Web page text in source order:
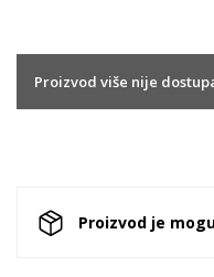
Proizvod više nije
Proizvod je